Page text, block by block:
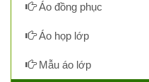
Áo đồng phục
Áo họp lớp
Mẫu áo lớp